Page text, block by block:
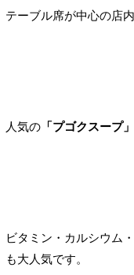
テーブル席が中心の店
人気の 「プゴクスープ」
ビタミン・カルシウム
も大人気です。